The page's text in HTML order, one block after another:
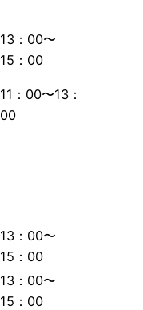
13：00〜
15：00
11：00〜13：
00
13：00〜
15：00
13：00〜
15：00